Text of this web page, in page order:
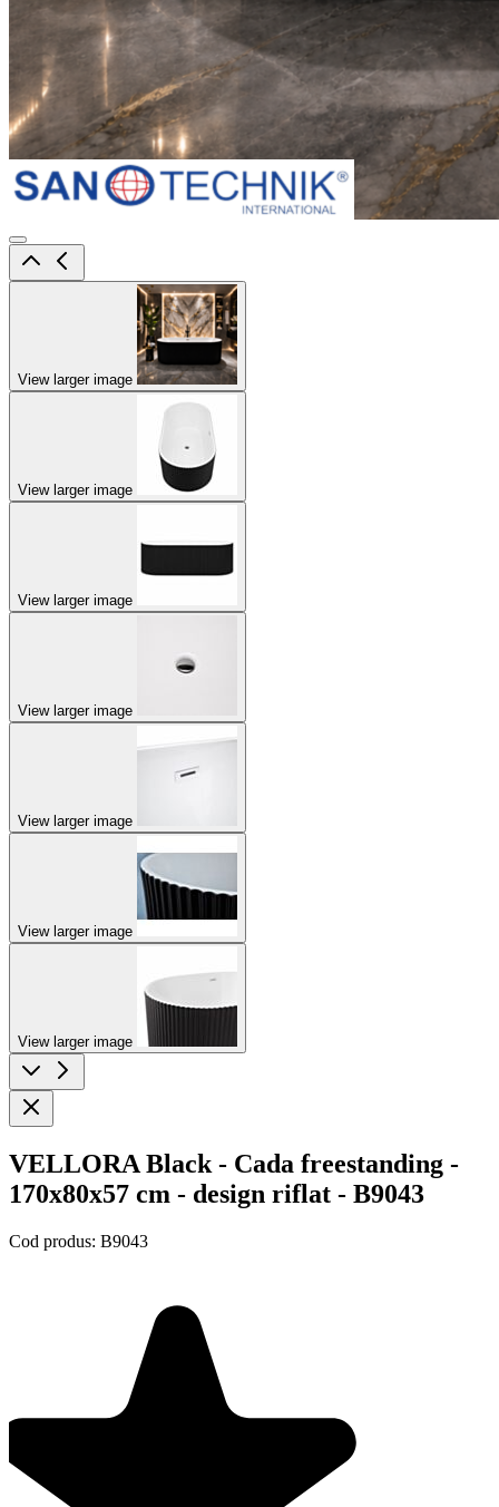
View larger image
View larger image
View larger image
View larger image
View larger image
View larger image
View larger image
VELLORA Black - Cada freestanding -
170x80x57 cm - design riflat - B9043
Cod produs: B9043